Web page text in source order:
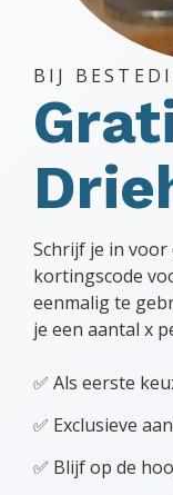
BIJ
Schrijf je in
kortingscode
eenmalig te
je een aantal x
✅ Als eerste
✅ Exclusieve
✅ Blijf op de